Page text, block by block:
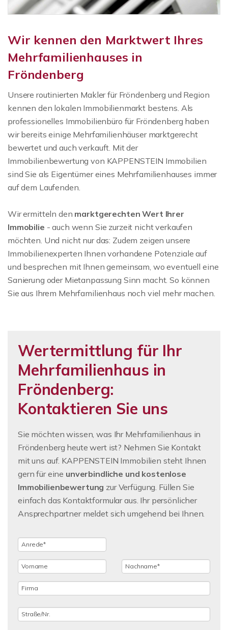
Wir kennen den Marktwert Ihres
Mehrfamilienhauses in
Fröndenberg
Unsere routinierten Makler für Fröndenberg und Region
kennen den lokalen Immobilienmarkt bestens. Als
professionelles Immobilienbüro für Fröndenberg haben
wir bereits einige Mehrfamilienhäuser marktgerecht
bewertet und auch verkauft. Mit der
Immobilienbewertung von KAPPENSTEIN Immobilien
sind Sie als Eigentümer eines Mehrfamilienhauses immer
auf dem Laufenden.
Wir ermitteln den marktgerechten Wert Ihrer
Immobilie - auch wenn Sie zurzeit nicht verkaufen
möchten. Und nicht nur das: Zudem zeigen unsere
Immobilienexperten Ihnen vorhandene Potenziale auf
und besprechen mit Ihnen gemeinsam, wo eventuell eine
Sanierung oder Mietanpassung Sinn macht. So können
Sie aus Ihrem Mehrfamilienhaus noch viel mehr machen.
Wertermittlung für Ihr
Mehrfamilienhaus in
Fröndenberg:
Kontaktieren Sie uns
Sie möchten wissen, was Ihr Mehrfamilienhaus in
Fröndenberg heute wert ist? Nehmen Sie Kontakt
mit uns auf. KAPPENSTEIN Immobilien steht Ihnen
gern für eine unverbindliche und kostenlose
Immobilienbewertung zur Verfügung. Füllen Sie
einfach das Kontaktformular aus. Ihr persönlicher
Ansprechpartner meldet sich umgehend bei Ihnen.